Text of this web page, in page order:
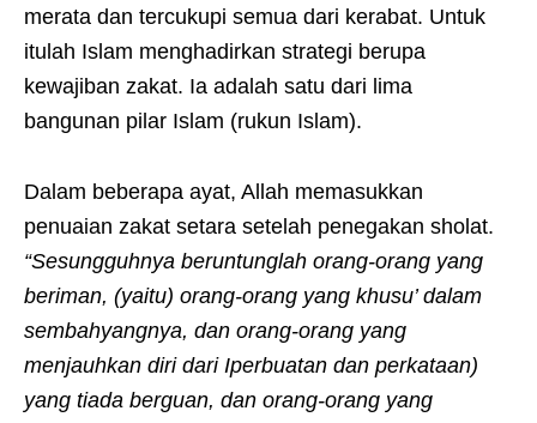
merata dan tercukupi semua dari kerabat. Untuk
itulah Islam menghadirkan strategi berupa
kewajiban zakat. Ia adalah satu dari lima
bangunan pilar Islam (rukun Islam).
Dalam beberapa ayat, Allah memasukkan
penuaian zakat setara setelah penegakan sholat.
“Sesungguhnya beruntunglah orang-orang yang
beriman, (yaitu) orang-orang yang khusu’ dalam
sembahyangnya, dan orang-orang yang
menjauhkan diri dari Iperbuatan dan perkataan)
yang tiada berguan, dan orang-orang yang